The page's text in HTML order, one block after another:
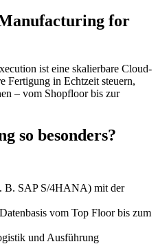
for
ist eine skalierbare Cloud-
Fertigung in Echtzeit steuern,
– vom Shopfloor bis zur
so besonders?
B. SAP S/4HANA) mit der
vom Top Floor bis zum
und Ausführung